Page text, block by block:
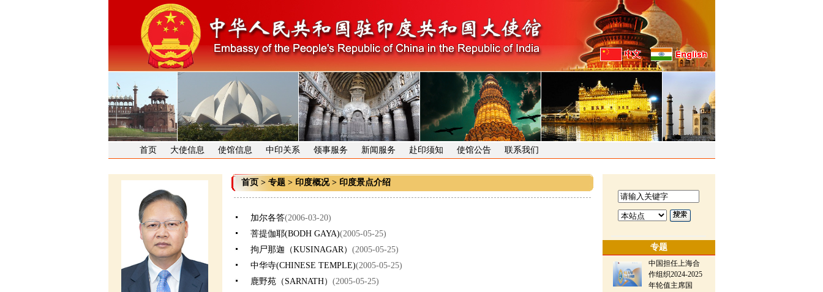
首页 大使信息 使馆信息 中印关系 领事服务 新闻服务 赴印须知 使馆公告 联系我们
首页> 专题> 印度概况> 印度景点介绍
加尔各答(2006-03-20)
菩提伽耶(BODH GAYA)(2005-05-25)
拘尸那迦（KUSINAGAR） (2005-05-25)
中华寺(CHINESE TEMPLE)(2005-05-25)
鹿野苑（SARNATH） (2005-05-25)
专题
中国担任上海合
作组织2024-2025
年轮值主席国